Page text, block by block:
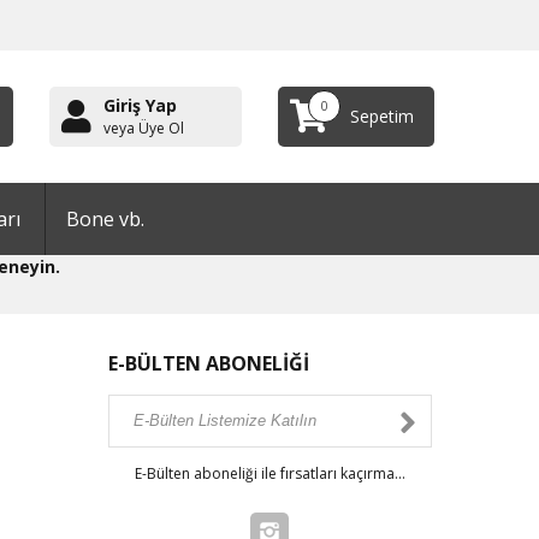
Giriş Yap
veya Üye Ol
0 Sepetim
Bone vb.
E-BÜLTEN ABONELİĞİ
E-Bülten aboneliği ile fırsatları kaçırma...